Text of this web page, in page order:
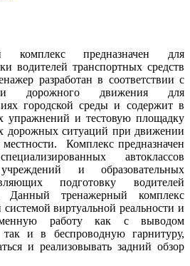
комплекс предназначен для
водителей транспортных средств
разработан в соответствии с
дорожного движения для
городской среды и содержит в
упражнений и тестовую площадку
дорожных ситуаций при движении
Комплекс предназначен
автоклассов
учреждений и образовательных
подготовку водителей
Данный тренажерный комплекс
виртуальной реальности и
работу как с выводом
и в беспроводную гарнитуру,
и реализовывать задний обзор